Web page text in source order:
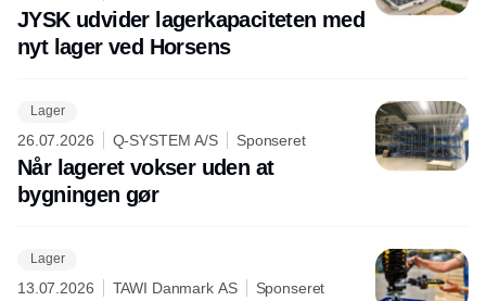
JYSK udvider lagerkapaciteten med
nyt lager ved Horsens
Lager
26.07.2026 Q-SYSTEM A/S Sponseret
Når lageret vokser uden at
bygningen gør
Lager
13.07.2026 TAWI Danmark AS Sponseret